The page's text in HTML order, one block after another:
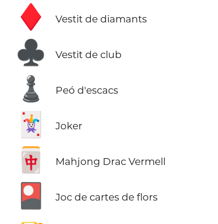
♦️ Vestit de diamants
♣️ Vestit de club
♟️ Peó d'escacs
🃏 Joker
🀄 Mahjong Drac Vermell
🎴 Joc de cartes de flors